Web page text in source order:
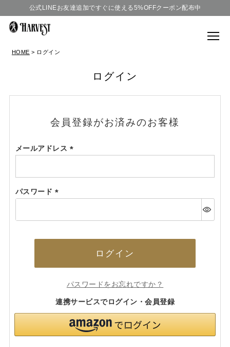
公式LINEお友達追加ですぐに使える5%OFFクーポン配布中
HOME ログイン
ログイン
会員登録がお済みのお客様
メールアドレス
須)
パスワード
須)
ログイン
パスワードをお忘れですか？
連携サービスでログイン・会員登録